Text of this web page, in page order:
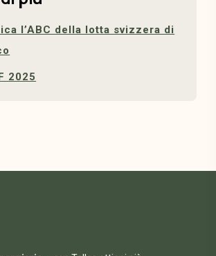
l’ABC della lotta svizzera di
2025